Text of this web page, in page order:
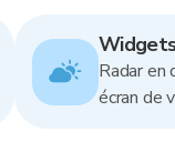
Radar en
écran de